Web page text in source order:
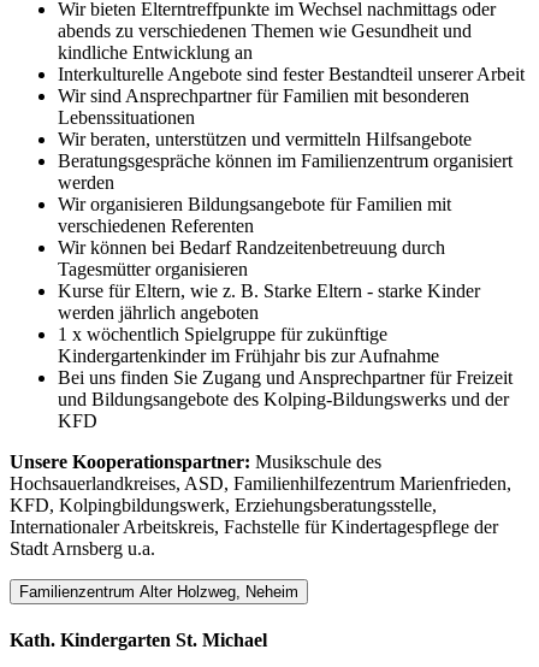
Wir bieten Elterntreffpunkte im Wechsel nachmittags oder
abends zu verschiedenen Themen wie Gesundheit und
kindliche Entwicklung an
Interkulturelle Angebote sind fester Bestandteil unserer Arbeit
Wir sind Ansprechpartner für Familien mit besonderen
Lebenssituationen
Wir beraten, unterstützen und vermitteln Hilfsangebote
Beratungsgespräche können im Familienzentrum organisiert
werden
Wir organisieren Bildungsangebote für Familien mit
verschiedenen Referenten
Wir können bei Bedarf Randzeitenbetreuung durch
Tagesmütter organisieren
Kurse für Eltern, wie z. B. Starke Eltern - starke Kinder
werden jährlich angeboten
1 x wöchentlich Spielgruppe für zukünftige
Kindergartenkinder im Frühjahr bis zur Aufnahme
Bei uns finden Sie Zugang und Ansprechpartner für Freizeit
und Bildungsangebote des Kolping-Bildungswerks und der
KFD
Unsere Kooperationspartner: Musikschule des
Hochsauerlandkreises, ASD, Familienhilfezentrum Marienfrieden,
KFD, Kolpingbildungswerk, Erziehungsberatungsstelle,
Internationaler Arbeitskreis, Fachstelle für Kindertagespflege der
Stadt Arnsberg u.a.
Familienzentrum Alter Holzweg, Neheim
Kath. Kindergarten St. Michael